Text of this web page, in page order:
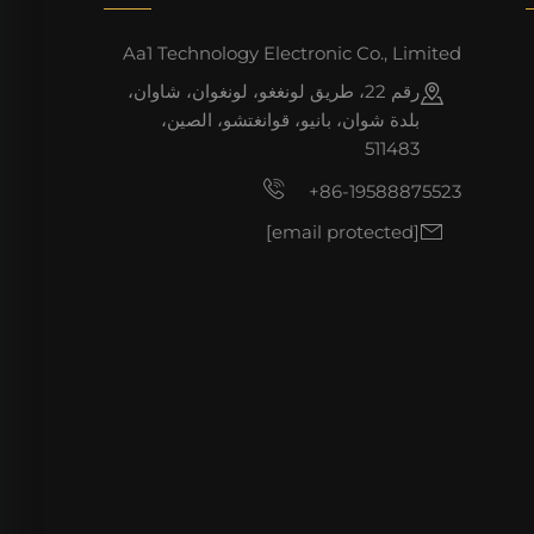
Aa1 Technology Electronic Co., Limited
رقم 22، طريق لونغغو، لونغوان، شاوان،
بلدة شوان، بانيو، قوانغتشو، الصين،
511483
+86-19588875523
[email protected]